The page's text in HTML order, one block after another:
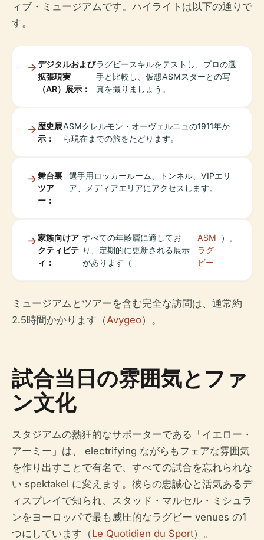
ィブ・ミュージアムです。ハイライトは以下の通りで
す。
デジタルおよび
拡張現実
（AR）展示：
ラグビースキルをテストし、プロの選
手と比較し、仮想ASMスターとの写
真を撮りましょう。
歴史展
示：
ASMクレルモン・オーヴェルニュの1911年か
ら現在までの旅をたどります。
舞台裏
ツア
ー：
選手用ロッカールーム、トンネル、VIPエリ
ア、メディアエリアにアクセスします。
家族向けア
クティビテ
ィ：
すべての年齢層に適してお
り、定期的に更新される展示
があります（
ASM
ラグ
ビー
）。
ミュージアムとツアーを含む完全な訪問は、通常約
2.5時間かかります（Avygeo）。
試合当日の雰囲気とファ
ン文化
スタジアムの熱狂的なサポーターである「イエロー・
アーミー」は、 electrifying ながらもフェアな雰囲気
を作り出すことで有名で、すべての試合を忘れられな
い spektakel に変えます。彼らの忠誠心と活気あるデ
ィスプレイで知られ、スタッド・マルセル・ミシュラ
ンをヨーロッパで最も威圧的なラグビー venues の1
つにしています（Le Quotidien du Sport）。